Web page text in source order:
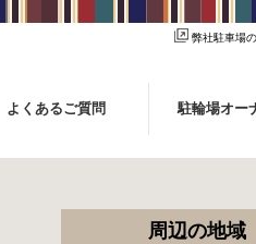
弊社駐車場
よくあるご質問 駐輪場オー
周辺の地域